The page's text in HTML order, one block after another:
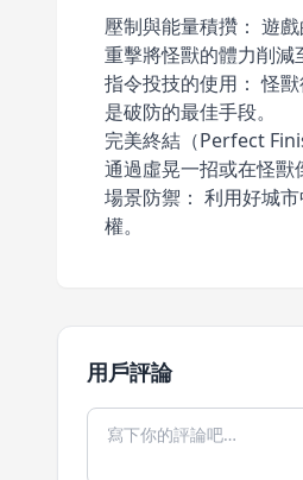
壓制與能量積攢： 遊
重擊將怪獸的體力削減
指令投技的使用： 怪
是破防的最佳手段。
完美終結（Perfect
通過虛晃一招或在怪獸
場景防禦： 利用好城
權。
用戶評論